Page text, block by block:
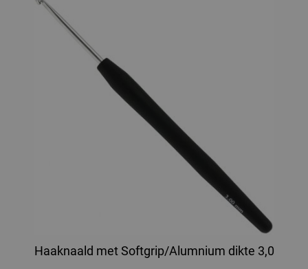
Haaknaald met Softgrip/Alumnium dikte 3,0